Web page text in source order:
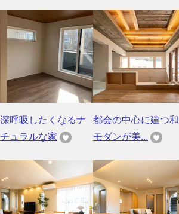
深呼吸したくなるナ
チュラルな家
都会の中心に建つ和
モダンが美...